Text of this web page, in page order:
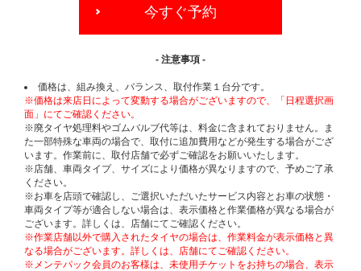
今すぐ予約
- 注意事項 -
価格は、組み換え、バランス、取付作業１台分です。
※価格は来店日によって変動する場合がございますので、「日程選択画
面」にてご確認ください。
※廃タイヤ処理料やゴムバルブ代等は、料金に含まれておりません。ま
た一部特殊な車両の場合で、取付に追加費用などが発生する場合がござ
います。作業前に、取付店舗で必ずご確認をお願いいたします。
※店舗、車両タイプ、サイズにより価格が異なりますので、予めご了承
ください。
※お車を店頭で確認し、ご選択いただいたサービス内容とお車の状態・
車両タイプ等が適合しない場合は、表示価格と作業価格が異なる場合が
ございます。詳しくは、店舗にてご確認ください。
※作業店舗以外で購入されたタイヤの場合は、作業料金が表示価格と異
なる場合がございます。詳しくは、店舗にてご確認ください。
※メンテパック会員のお客様は、未使用チケットをお持ちの場合、表示